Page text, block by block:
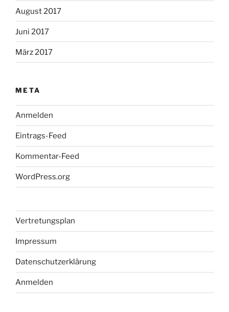
August 2017
Juni 2017
März 2017
META
Anmelden
Eintrags-Feed
Kommentar-Feed
WordPress.org
Vertretungsplan
Impressum
Datenschutzerklärung
Anmelden